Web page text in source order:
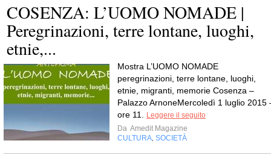
COSENZA: L’UOMO NOMADE |
Peregrinazioni, terre lontane, luoghi,
etnie,...
Mostra L’UOMO NOMADE
peregrinazioni, terre lontane, luoghi,
etnie, migranti, memorie Cosenza –
Palazzo ArnoneMercoledì 1 luglio 2015
ore 11.
Leggere il seguito
Da Amedit Magazine
CULTURA SOCIETÀ